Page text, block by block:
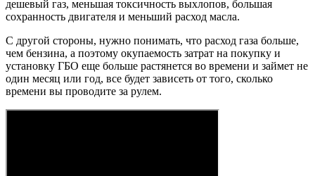
дешевый газ, меньшая токсичность выхлопов, большая
сохранность двигателя и меньший расход масла.
С другой стороны, нужно понимать, что расход газа больше,
чем бензина, а поэтому окупаемость затрат на покупку и
установку ГБО еще больше растянется во времени и займет не
один месяц или год, все будет зависеть от того, сколько
времени вы проводите за рулем.